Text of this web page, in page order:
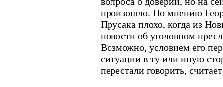
произошло. По мнению
Прусака плохо, когда из
новости об уголовном
Возможно, условием его
ситуации в ту или иную
перестали говорить,